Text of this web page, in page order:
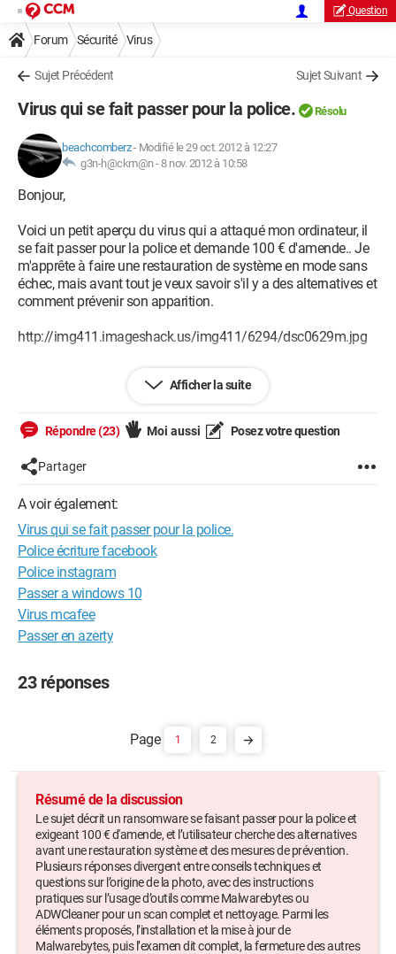
Question
Forum Sécurité Virus
Sujet Précédent Sujet Suivant
Virus qui se fait passer pour la police. Résolu
beachcomberz- Modifié le 29 oct. 2012 à 12:27
g3n-h@ckm@n -8 nov. 2012 à 10:58
Bonjour,
Voici un petit aperçu du virus qui a attaqué mon ordinateur, il
se fait passer pour la police et demande 100 € d'amende.. Je
m'apprête à faire une restauration de système en mode sans
échec, mais avant tout je veux savoir s'il y a des alternatives et
comment prévenir son apparition.
http://img411.imageshack.us/img411/6294/dsc0629m.jpg
Afficher la suite
Répondre (23) Moi aussi Posez votre question
Partager
A voir également:
Virus qui se fait passer pour la police.
Police écriture facebook
Police instagram
Passer a windows 10
Virus mcafee
Passer en azerty
23 réponses
1 2
Résumé de la discussion
Le sujet décrit un ransomware se faisant passer pour la police et
exigeant 100 € d'amende, et l’utilisateur cherche des alternatives
avant une restauration système et des mesures de prévention.
Plusieurs réponses divergent entre conseils techniques et
questions sur l’origine de la photo, avec des instructions
pratiques sur l’usage d’outils comme Malwarebytes ou
ADWCleaner pour un scan complet et nettoyage. Parmi les
éléments proposés, l’installation et la mise à jour de
Malwarebytes, puis l’examen dit complet, la fermeture des autres